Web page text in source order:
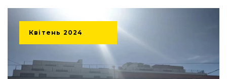
Квітень 2024